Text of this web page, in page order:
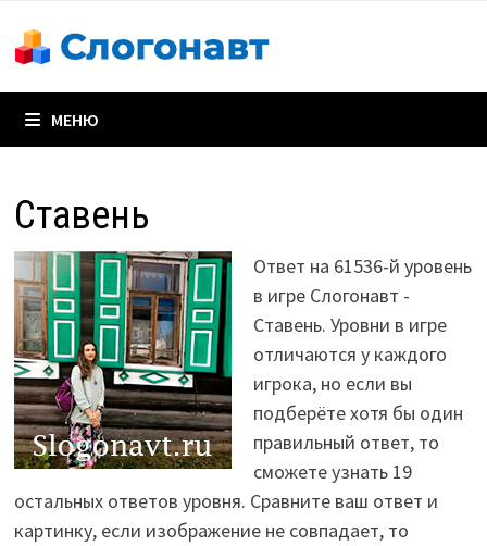
содержимому
МЕНЮ
Ставень
Ответ на 61536-й уровень
в игре Слогонавт -
Ставень. Уровни в игре
отличаются у каждого
игрока, но если вы
подберёте хотя бы один
правильный ответ, то
сможете узнать 19
остальных ответов уровня. Сравните ваш ответ и
картинку, если изображение не совпадает, то